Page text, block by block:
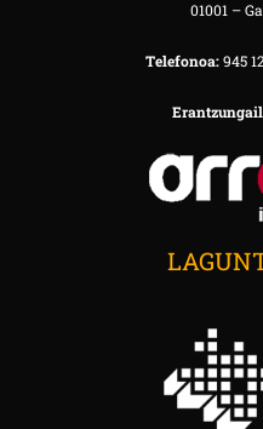
01001 –
Telefonoa:945